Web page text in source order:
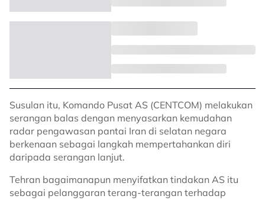
Susulan itu, Komando Pusat AS (CENTCOM) melakukan
serangan balas dengan menyasarkan kemudahan
radar pengawasan pantai Iran di selatan negara
berkenaan sebagai langkah mempertahankan diri
daripada serangan lanjut.
Tehran bagaimanapun menyifatkan tindakan AS itu
sebagai pelanggaran terang-terangan terhadap